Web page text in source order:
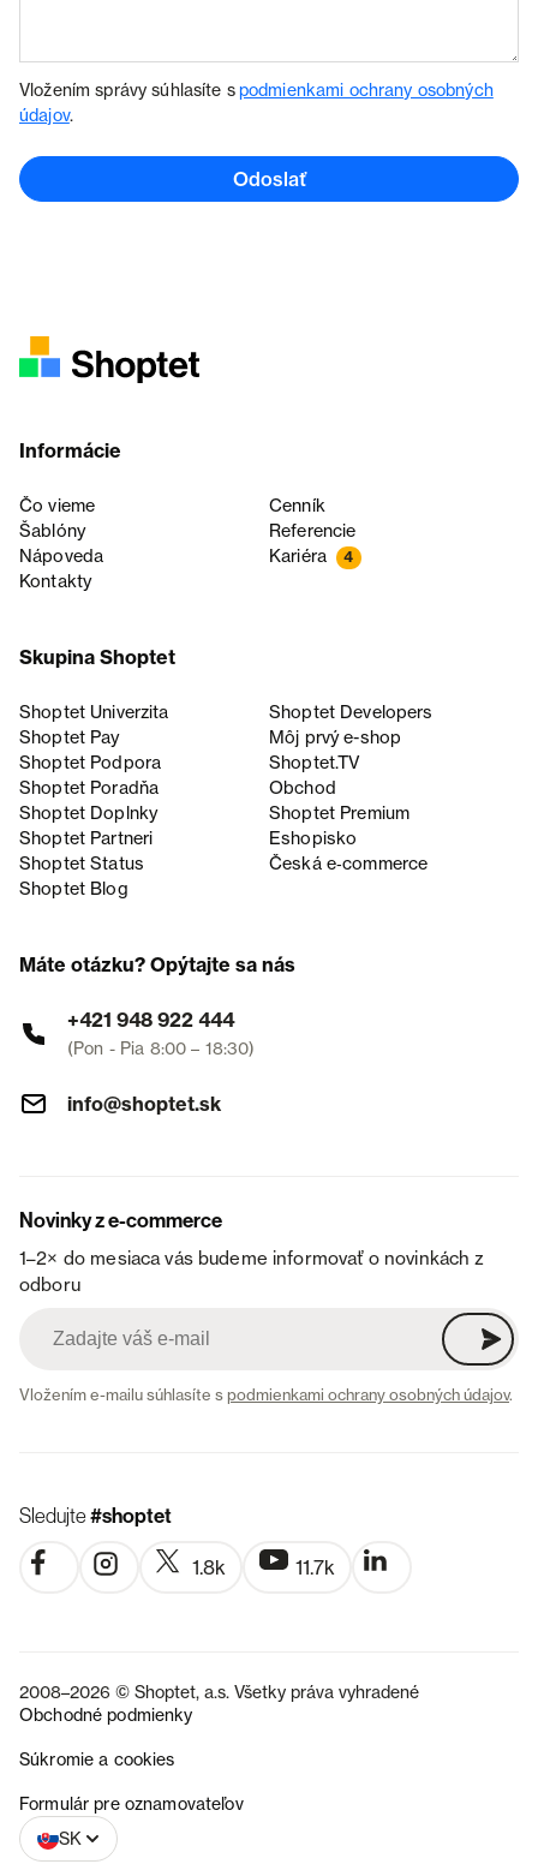
Vložením správy súhlasíte spodmienkami ochrany osobných
údajov.
Odoslať
Informácie
Čo vieme
Cenník
Šablóny
Referencie
Nápoveda
Kariéra 4
Kontakty
Skupina Shoptet
Shoptet Univerzita
Shoptet Developers
Shoptet Pay
Môj prvý e-shop
Shoptet Podpora
Shoptet.TV
Shoptet Poradňa
Obchod
Shoptet Doplnky
Shoptet Premium
Shoptet Partneri
Eshopisko
Shoptet Status
Česká e‑commerce
Shoptet Blog
Máte otázku? Opýtajte sa nás
+421 948 922 444
(Pon - Pia 8:00 – 18:30)
info@shoptet.sk
Novinky z e-commerce
1–2× do mesiaca vás budeme informovať o novinkách z
odboru
Vložením e-mailu súhlasíte spodmienkami ochrany osobných údajov.
Sledujte#shoptet
1.8k 11.7k
2008–2026 © Shoptet, a.s. Všetky práva vyhradené
Obchodné podmienky
Súkromie a cookies
Formulár pre oznamovateľov
SK